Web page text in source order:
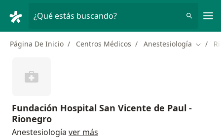
¿Qué estás buscando?
Página De Inicio Centros Médicos Anestesiología
Fundación Hospital San Vicente de Paul -
Rionegro
Anestesiología ver más